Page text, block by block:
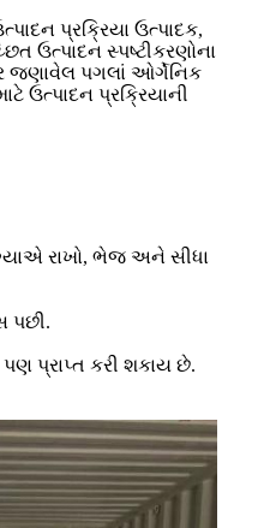
પ્રક્રિયા ઉત્પાદક,
ઉત્પાદન સ્પષ્ટીકરણોના
જણાવેલ પગલાં ઓર્ગેનિક
ઉત્પાદન પ્રક્રિયાની
રાખો, ભેજ અને સીધા
પછી.
પણ પ્રાપ્ત કરી શકાય છે.